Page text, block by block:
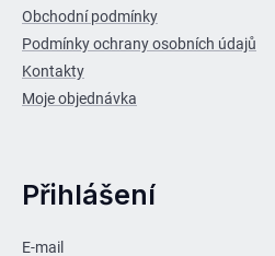
Obchodní podmínky
Podmínky ochrany osobních údajů
Kontakty
Moje objednávka
Přihlášení
E-mail